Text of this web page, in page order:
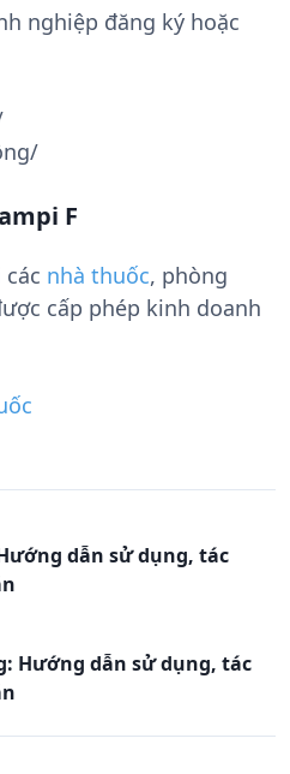
nghiệp đăng ký hoặc
F
nhà thuốc, phòng
cấp phép kinh doanh
dẫn sử dụng, tác
Hướng dẫn sử dụng, tác